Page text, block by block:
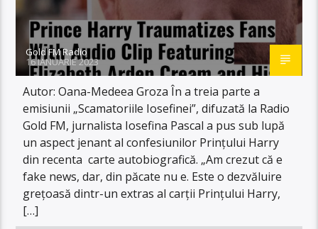
Gold FM Radio
16 IANUARIE 2023
Autor: Oana-Medeea Groza În a treia parte a
emisiunii „Scamatoriile Iosefinei”, difuzată la Radio
Gold FM, jurnalista Iosefina Pascal a pus sub lupă
un aspect jenant al confesiunilor Prințului Harry
din recenta carte autobiografică. „Am crezut că e
fake news, dar, din păcate nu e. Este o dezvăluire
grețoasă dintr-un extras al carții Prințului Harry,
[…]